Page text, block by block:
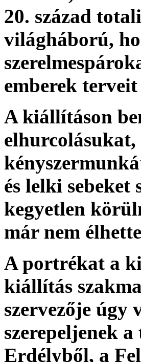
20. század
világháború,
emberek
A kiállításon
és lelki sebeket
kegyetlen
már nem
A portrékat a
kiállítás
szervezője úgy
szerepeljenek
Erdélyből, a